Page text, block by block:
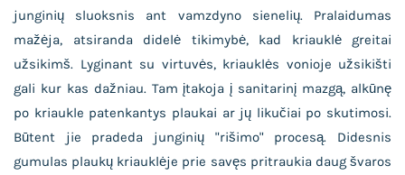
junginių sluoksnis ant vamzdyno sienelių. Pralaidumas
mažėja, atsiranda didelė tikimybė, kad kriauklė greitai
užsikimš. Lyginant su virtuvės, kriauklės vonioje užsikišti
gali kur kas dažniau. Tam įtakoja į sanitarinį mazgą, alkūnę
po kriaukle patenkantys plaukai ar jų likučiai po skutimosi.
Būtent jie pradeda junginių "rišimo" procesą. Didesnis
gumulas plaukų kriauklėje prie savęs pritraukia daug švaros